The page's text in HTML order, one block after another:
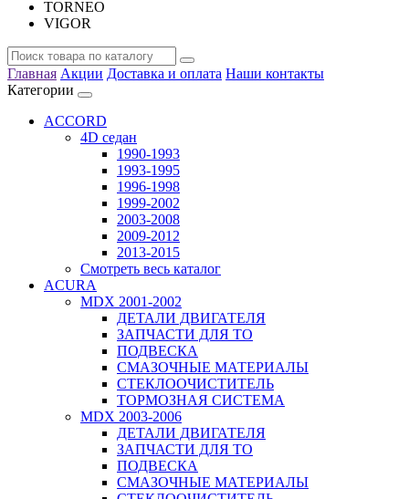
TORNEO
VIGOR
Главная Акции Доставка и оплата Наши контакты
Категории
ACCORD
4D седан
1990-1993
1993-1995
1996-1998
1999-2002
2003-2008
2009-2012
2013-2015
Смотреть весь каталог
ACURA
MDX 2001-2002
ДЕТАЛИ ДВИГАТЕЛЯ
ЗАПЧАСТИ ДЛЯ ТО
ПОДВЕСКА
СМАЗОЧНЫЕ МАТЕРИАЛЫ
СТЕКЛООЧИСТИТЕЛЬ
ТОРМОЗНАЯ СИСТЕМА
MDX 2003-2006
ДЕТАЛИ ДВИГАТЕЛЯ
ЗАПЧАСТИ ДЛЯ ТО
ПОДВЕСКА
СМАЗОЧНЫЕ МАТЕРИАЛЫ